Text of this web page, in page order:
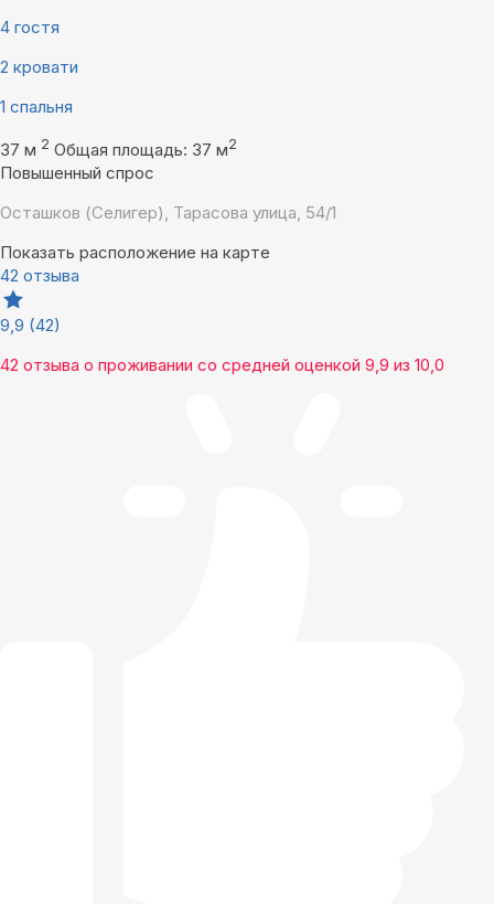
4 гостя
2 кровати
1 спальня
37 м 2 Общая площадь: 37 м2
Повышенный спрос
Осташков (Селигер), Тарасова улица, 54/1
Показать расположение на карте
42 отзыва
9,9 (42)
42 отзыва о проживании со средней оценкой 9,9 из 10,0